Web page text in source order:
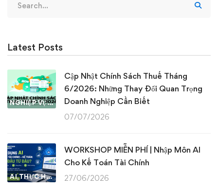
for:
Latest Posts
NGHIỆP VỤ KẾ TOÁN & THUẾ
Cập Nhật Chính Sách Thuế Tháng
6/2026: Những Thay Đổi Quan Trọng
Doanh Nghiệp Cần Biết
07/07/2026
AI THỰC HÀNH
WORKSHOP MIỄN PHÍ | Nhập Môn AI
Cho Kế Toán Tài Chính
27/06/2026